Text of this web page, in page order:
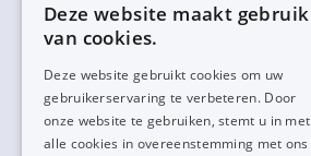
Deze website maakt gebruik
van cookies.
Deze website gebruikt cookies om uw
gebruikerservaring te verbeteren. Door
onze website te gebruiken, stemt u in met
alle cookies in overeenstemming met ons